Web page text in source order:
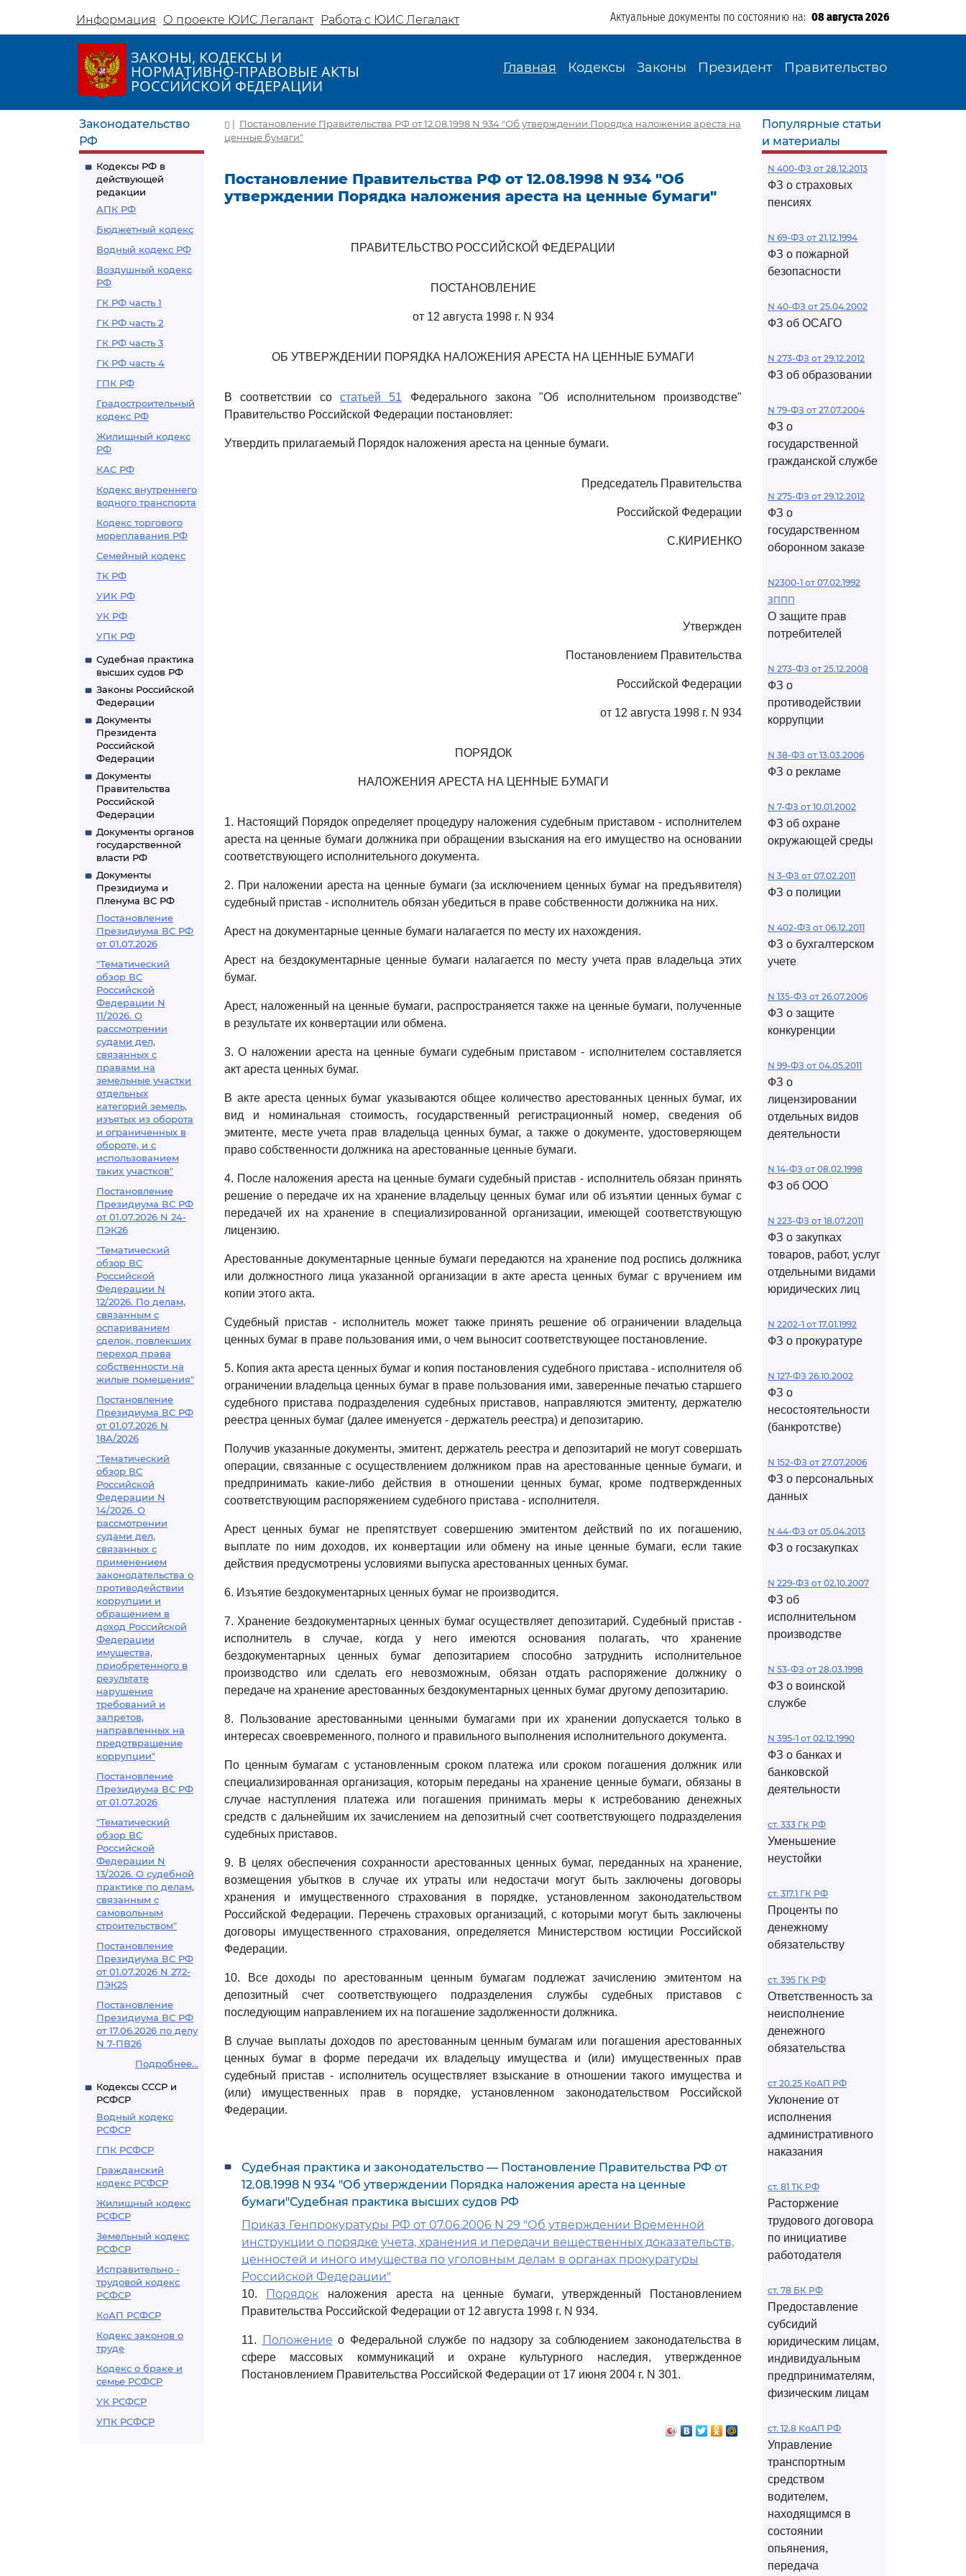
Информация О проекте ЮИС Легалакт Работа с ЮИС Легалакт Актуальные документы по состоянию на: 08 августа 2026
ЗАКОНЫ, КОДЕКСЫ И
НОРМАТИВНО-ПРАВОВЫЕ АКТЫ
РОССИЙСКОЙ ФЕДЕРАЦИИ
Главная Кодексы Законы Президент Правительство
Законодательство
РФ
Кодексы РФ в
действующей
редакции
АПК РФ
Бюджетный кодекс
Водный кодекс РФ
Воздушный кодекс
РФ
ГК РФ часть 1
ГК РФ часть 2
ГК РФ часть 3
ГК РФ часть 4
ГПК РФ
Градостроительный
кодекс РФ
Жилищный кодекс
РФ
КАС РФ
Кодекс внутреннего
водного транспорта
Кодекс торгового
мореплавания РФ
Семейный кодекс
ТК РФ
УИК РФ
УК РФ
УПК РФ
Судебная практика
высших судов РФ
Законы Российской
Федерации
Документы
Президента
Российской
Федерации
Документы
Правительства
Российской
Федерации
Документы органов
государственной
власти РФ
Документы
Президиума и
Пленума ВС РФ
Постановление
Президиума ВС РФ
от 01.07.2026
"Тематический
обзор ВС
Российской
Федерации N
11/2026. О
рассмотрении
судами дел,
связанных с
правами на
земельные участки
отдельных
категорий земель,
изъятых из оборота
и ограниченных в
обороте, и с
использованием
таких участков"
Постановление
Президиума ВС РФ
от 01.07.2026 N 24-
ПЭК26
"Тематический
обзор ВС
Российской
Федерации N
12/2026. По делам,
связанным с
оспариванием
сделок, повлекших
переход права
собственности на
жилые помещения"
Постановление
Президиума ВС РФ
от 01.07.2026 N
18А/2026
"Тематический
обзор ВС
Российской
Федерации N
14/2026. О
рассмотрении
судами дел,
связанных с
применением
законодательства о
противодействии
коррупции и
обращением в
доход Российской
Федерации
имущества,
приобретенного в
результате
нарушения
требований и
запретов,
направленных на
предотвращение
коррупции"
Постановление
Президиума ВС РФ
от 01.07.2026
"Тематический
обзор ВС
Российской
Федерации N
13/2026. О судебной
практике по делам,
связанным с
самовольным
строительством"
Постановление
Президиума ВС РФ
от 01.07.2026 N 272-
ПЭК25
Постановление
Президиума ВС РФ
от 17.06.2026 по делу
N 7-ПВ26
Подробнее...
Кодексы СССР и
РСФСР
Водный кодекс
РСФСР
ГПК РСФСР
Гражданский
кодекс РСФСР
Жилищный кодекс
РСФСР
Земельный кодекс
РСФСР
Исправительно -
трудовой кодекс
РСФСР
КоАП РСФСР
Кодекс законов о
труде
Кодекс о браке и
семье РСФСР
УК РСФСР
УПК РСФСР
| Постановление Правительства РФ от 12.08.1998 N 934 "Об утверждении Порядка наложения ареста на
ценные бумаги"
Постановление Правительства РФ от 12.08.1998 N 934 "Об
утверждении Порядка наложения ареста на ценные бумаги"
ПРАВИТЕЛЬСТВО РОССИЙСКОЙ ФЕДЕРАЦИИ
ПОСТАНОВЛЕНИЕ
от 12 августа 1998 г. N 934
ОБ УТВЕРЖДЕНИИ ПОРЯДКА НАЛОЖЕНИЯ АРЕСТА НА ЦЕННЫЕ БУМАГИ
В соответствии со статьей 51 Федерального закона "Об исполнительном производстве"
Правительство Российской Федерации постановляет:
Утвердить прилагаемый Порядок наложения ареста на ценные бумаги.
Председатель Правительства
Российской Федерации
С.КИРИЕНКО
Утвержден
Постановлением Правительства
Российской Федерации
от 12 августа 1998 г. N 934
ПОРЯДОК
НАЛОЖЕНИЯ АРЕСТА НА ЦЕННЫЕ БУМАГИ
1. Настоящий Порядок определяет процедуру наложения судебным приставом - исполнителем
ареста на ценные бумаги должника при обращении взыскания на его имущество на основании
соответствующего исполнительного документа.
2. При наложении ареста на ценные бумаги (за исключением ценных бумаг на предъявителя)
судебный пристав - исполнитель обязан убедиться в праве собственности должника на них.
Арест на документарные ценные бумаги налагается по месту их нахождения.
Арест на бездокументарные ценные бумаги налагается по месту учета прав владельца этих
бумаг.
Арест, наложенный на ценные бумаги, распространяется также на ценные бумаги, полученные
в результате их конвертации или обмена.
3. О наложении ареста на ценные бумаги судебным приставом - исполнителем составляется
акт ареста ценных бумаг.
В акте ареста ценных бумаг указываются общее количество арестованных ценных бумаг, их
вид и номинальная стоимость, государственный регистрационный номер, сведения об
эмитенте, месте учета прав владельца ценных бумаг, а также о документе, удостоверяющем
право собственности должника на арестованные ценные бумаги.
4. После наложения ареста на ценные бумаги судебный пристав - исполнитель обязан принять
решение о передаче их на хранение владельцу ценных бумаг или об изъятии ценных бумаг с
передачей их на хранение в специализированной организации, имеющей соответствующую
лицензию.
Арестованные документарные ценные бумаги передаются на хранение под роспись должника
или должностного лица указанной организации в акте ареста ценных бумаг с вручением им
копии этого акта.
Судебный пристав - исполнитель может также принять решение об ограничении владельца
ценных бумаг в праве пользования ими, о чем выносит соответствующее постановление.
5. Копия акта ареста ценных бумаг и копия постановления судебного пристава - исполнителя об
ограничении владельца ценных бумаг в праве пользования ими, заверенные печатью старшего
судебного пристава подразделения судебных приставов, направляются эмитенту, держателю
реестра ценных бумаг (далее именуется - держатель реестра) и депозитарию.
Получив указанные документы, эмитент, держатель реестра и депозитарий не могут совершать
операции, связанные с осуществлением должником прав на арестованные ценные бумаги, и
предпринимать какие-либо действия в отношении ценных бумаг, кроме подтвержденных
соответствующим распоряжением судебного пристава - исполнителя.
Арест ценных бумаг не препятствует совершению эмитентом действий по их погашению,
выплате по ним доходов, их конвертации или обмену на иные ценные бумаги, если такие
действия предусмотрены условиями выпуска арестованных ценных бумаг.
6. Изъятие бездокументарных ценных бумаг не производится.
7. Хранение бездокументарных ценных бумаг осуществляет депозитарий. Судебный пристав -
исполнитель в случае, когда у него имеются основания полагать, что хранение
бездокументарных ценных бумаг депозитарием способно затруднить исполнительное
производство или сделать его невозможным, обязан отдать распоряжение должнику о
передаче на хранение арестованных бездокументарных ценных бумаг другому депозитарию.
8. Пользование арестованными ценными бумагами при их хранении допускается только в
интересах своевременного, полного и правильного выполнения исполнительного документа.
По ценным бумагам с установленным сроком платежа или сроком погашения должник или
специализированная организация, которым переданы на хранение ценные бумаги, обязаны в
случае наступления платежа или погашения принимать меры к истребованию денежных
средств с дальнейшим их зачислением на депозитный счет соответствующего подразделения
судебных приставов.
9. В целях обеспечения сохранности арестованных ценных бумаг, переданных на хранение,
возмещения убытков в случае их утраты или недостачи могут быть заключены договоры
хранения и имущественного страхования в порядке, установленном законодательством
Российской Федерации. Перечень страховых организаций, с которыми могут быть заключены
договоры имущественного страхования, определяется Министерством юстиции Российской
Федерации.
10. Все доходы по арестованным ценным бумагам подлежат зачислению эмитентом на
депозитный счет соответствующего подразделения службы судебных приставов с
последующим направлением их на погашение задолженности должника.
В случае выплаты доходов по арестованным ценным бумагам или погашения арестованных
ценных бумаг в форме передачи их владельцу имущества и (или) имущественных прав
судебный пристав - исполнитель осуществляет взыскание в отношении такого имущества и
(или) имущественных прав в порядке, установленном законодательством Российской
Федерации.
Судебная практика и законодательство — Постановление Правительства РФ от
12.08.1998 N 934 "Об утверждении Порядка наложения ареста на ценные
бумаги"Судебная практика высших судов РФ
Приказ Генпрокуратуры РФ от 07.06.2006 N 29 "Об утверждении Временной
инструкции о порядке учета, хранения и передачи вещественных доказательств,
ценностей и иного имущества по уголовным делам в органах прокуратуры
Российской Федерации"
10. Порядок наложения ареста на ценные бумаги, утвержденный Постановлением
Правительства Российской Федерации от 12 августа 1998 г. N 934.
11. Положение о Федеральной службе по надзору за соблюдением законодательства в
сфере массовых коммуникаций и охране культурного наследия, утвержденное
Постановлением Правительства Российской Федерации от 17 июня 2004 г. N 301.
Популярные статьи
и материалы
N 400-ФЗ от 28.12.2013
ФЗ о страховых
пенсиях
N 69-ФЗ от 21.12.1994
ФЗ о пожарной
безопасности
N 40-ФЗ от 25.04.2002
ФЗ об ОСАГО
N 273-ФЗ от 29.12.2012
ФЗ об образовании
N 79-ФЗ от 27.07.2004
ФЗ о
государственной
гражданской службе
N 275-ФЗ от 29.12.2012
ФЗ о
государственном
оборонном заказе
N2300-1 от 07.02.1992
ЗППП
О защите прав
потребителей
N 273-ФЗ от 25.12.2008
ФЗ о
противодействии
коррупции
N 38-ФЗ от 13.03.2006
ФЗ о рекламе
N 7-ФЗ от 10.01.2002
ФЗ об охране
окружающей среды
N 3-ФЗ от 07.02.2011
ФЗ о полиции
N 402-ФЗ от 06.12.2011
ФЗ о бухгалтерском
учете
N 135-ФЗ от 26.07.2006
ФЗ о защите
конкуренции
N 99-ФЗ от 04.05.2011
ФЗ о
лицензировании
отдельных видов
деятельности
N 14-ФЗ от 08.02.1998
ФЗ об ООО
N 223-ФЗ от 18.07.2011
ФЗ о закупках
товаров, работ, услуг
отдельными видами
юридических лиц
N 2202-1 от 17.01.1992
ФЗ о прокуратуре
N 127-ФЗ 26.10.2002
ФЗ о
несостоятельности
(банкротстве)
N 152-ФЗ от 27.07.2006
ФЗ о персональных
данных
N 44-ФЗ от 05.04.2013
ФЗ о госзакупках
N 229-ФЗ от 02.10.2007
ФЗ об
исполнительном
производстве
N 53-ФЗ от 28.03.1998
ФЗ о воинской
службе
N 395-1 от 02.12.1990
ФЗ о банках и
банковской
деятельности
ст. 333 ГК РФ
Уменьшение
неустойки
ст. 317.1 ГК РФ
Проценты по
денежному
обязательству
ст. 395 ГК РФ
Ответственность за
неисполнение
денежного
обязательства
ст 20.25 КоАП РФ
Уклонение от
исполнения
административного
наказания
ст. 81 ТК РФ
Расторжение
трудового договора
по инициативе
работодателя
ст. 78 БК РФ
Предоставление
субсидий
юридическим лицам,
индивидуальным
предпринимателям,
физическим лицам
ст. 12.8 КоАП РФ
Управление
транспортным
средством
водителем,
находящимся в
состоянии
опьянения,
передача